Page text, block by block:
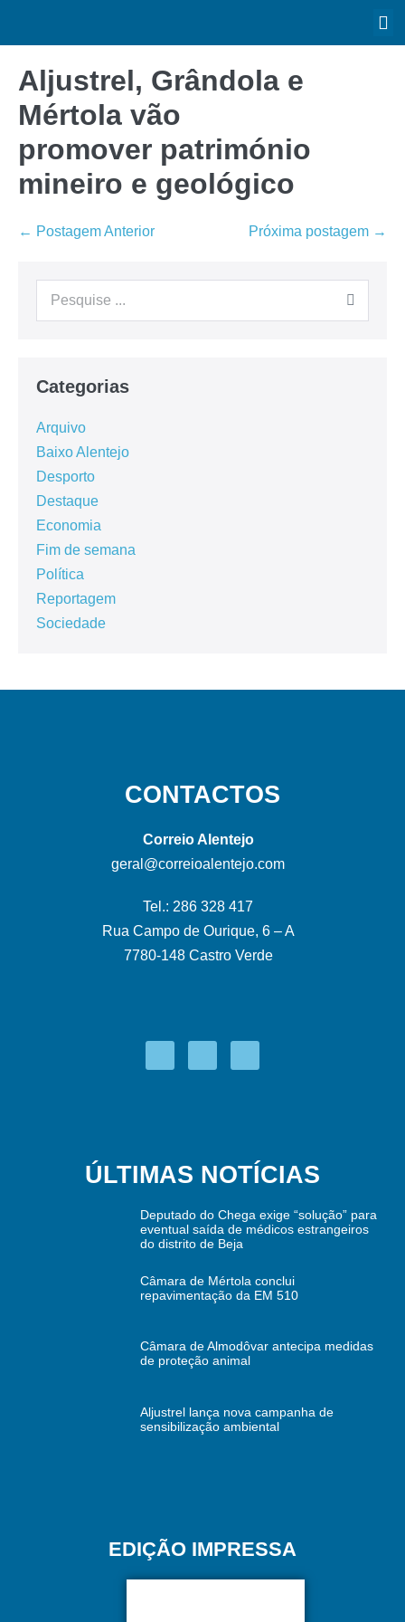
Aljustrel, Grândola e
Mértola vão
promover património
mineiro e geológico
← Postagem Anterior Próxima postagem →
Categorias
Arquivo
Baixo Alentejo
Desporto
Destaque
Economia
Fim de semana
Política
Reportagem
Sociedade
CONTACTOS
Correio Alentejo
geral@correioalentejo.com
Tel.: 286 328 417
Rua Campo de Ourique, 6 – A
7780-148 Castro Verde
ÚLTIMAS NOTÍCIAS
Deputado do Chega exige “solução” para
eventual saída de médicos estrangeiros
do distrito de Beja
Câmara de Mértola conclui
repavimentação da EM 510
Câmara de Almodôvar antecipa medidas
de proteção animal
Aljustrel lança nova campanha de
sensibilização ambiental
EDIÇÃO IMPRESSA